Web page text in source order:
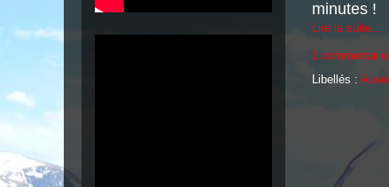
minutes !
Lire la suite...
1
Libellés :